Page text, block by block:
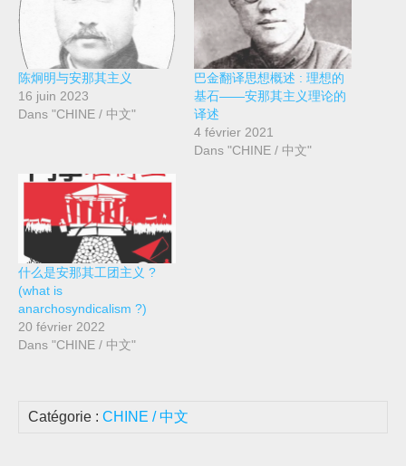
陈炯明与安那其主义
16 juin 2023
Dans "CHINE / 中文"
巴金翻译思想概述 : 理想的
基石——安那其主义理论的
译述
4 février 2021
Dans "CHINE / 中文"
什么是安那其工团主义 ?
(what is
anarchosyndicalism ?)
20 février 2022
Dans "CHINE / 中文"
Catégorie : CHINE / 中文